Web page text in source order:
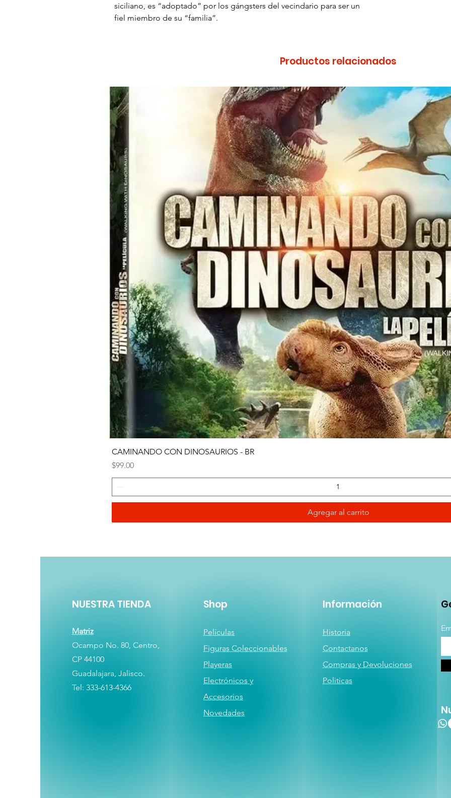
siciliano, es “adoptado” por los gángsters del vecindario para ser un
fiel miembro de su “familia”.
Productos relacionados
CAMINANDO CON DINOSAURIOS - BR
Precio
$99.00
Agregar al carrito
NUESTRA TIENDA
Matriz
Ocampo No. 80, Centro,
CP 44100
Guadalajara, Jalisco.
Tel: 333-613-4366
Shop
Películas
Figuras Coleccionables
Playeras
Electrónicos y
Accesorios
Novedades
Información
Historia
Contactanos
Compras y Devoluciones
Politicas
N